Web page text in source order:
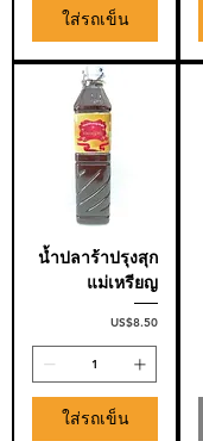
ใส่รถเข็น
น้ำปลาร้าปรุงสุก
แม่เหรียญ
ราคา
US$8.50
ใส่รถเข็น